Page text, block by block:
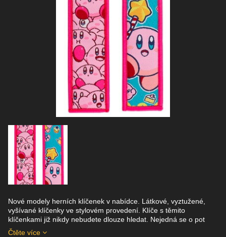
Nové modely herních klíčenek v nabídce. Látkové, vyztužené,
vyšívané klíčenky ve stylovém provedení. Klíče s těmito
klíčenkami již nikdy nebudete dlouze hledat. Nejedná se o pot
Čtěte více